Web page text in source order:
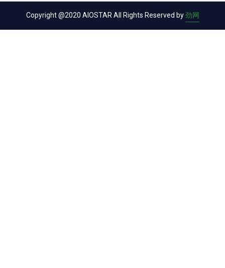
Copyright @2020 AIOSTAR All Rights Reserved by劲网